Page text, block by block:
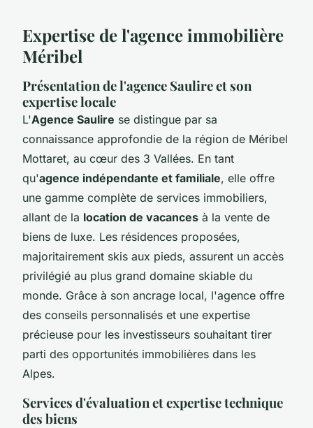
Expertise de l'agence immobilière
Méribel
Présentation de l'agence Saulire et son
expertise locale
L'Agence Saulire se distingue par sa
connaissance approfondie de la région de Méribel
Mottaret, au cœur des 3 Vallées. En tant
qu'agence indépendante et familiale, elle offre
une gamme complète de services immobiliers,
allant de la location de vacances à la vente de
biens de luxe. Les résidences proposées,
majoritairement skis aux pieds, assurent un accès
privilégié au plus grand domaine skiable du
monde. Grâce à son ancrage local, l'agence offre
des conseils personnalisés et une expertise
précieuse pour les investisseurs souhaitant tirer
parti des opportunités immobilières dans les
Alpes.
Services d'évaluation et expertise technique
des biens